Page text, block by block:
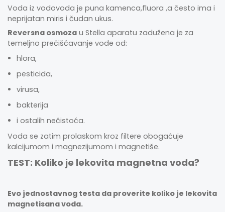
Voda iz vodovoda je puna kamenca,fluora ,a često ima i
neprijatan miris i čudan ukus.
Reversna osmoza u Stella aparatu zadužena je za
temeljno prečišćavanje vode od:
hlora,
pesticida,
virusa,
bakterija
i ostalih nečistoća.
Voda se zatim prolaskom kroz filtere obogaćuje
kalcijumom i magnezijumom i magnetiše.
TEST: Koliko je lekovita magnetna voda?
Evo jednostavnog testa da proverite koliko je lekovita
magnetisana voda.